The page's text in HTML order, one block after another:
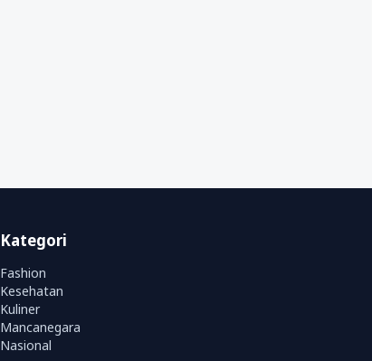
Kategori
Fashion
Kesehatan
Kuliner
Mancanegara
Nasional